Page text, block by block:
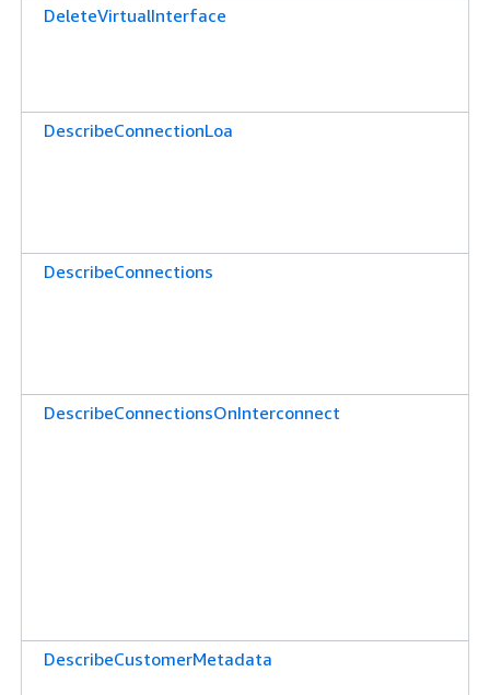
DeleteVirtualInterface
DescribeConnectionLoa
DescribeConnections
DescribeConnectionsOnInterconnect
DescribeCustomerMetadata